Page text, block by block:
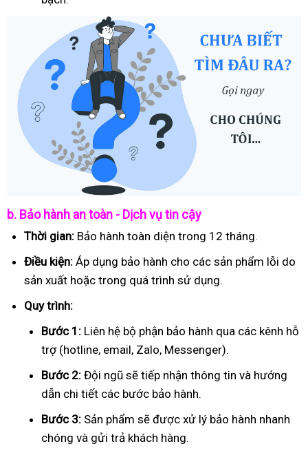
b. Bảo hành an toàn - Dịch vụ tin cậy
Thời gian: Bảo hành toàn diện trong 12 tháng.
Điều kiện: Áp dụng bảo hành cho các sản phẩm lỗi do
sản xuất hoặc trong quá trình sử dụng.
Quy trình:
Bước 1: Liên hệ bộ phận bảo hành qua các kênh hỗ
trợ (hotline, email, Zalo, Messenger).
Bước 2: Đội ngũ sẽ tiếp nhận thông tin và hướng
dẫn chi tiết các bước bảo hành.
Bước 3: Sản phẩm sẽ được xử lý bảo hành nhanh
chóng và gửi trả khách hàng.